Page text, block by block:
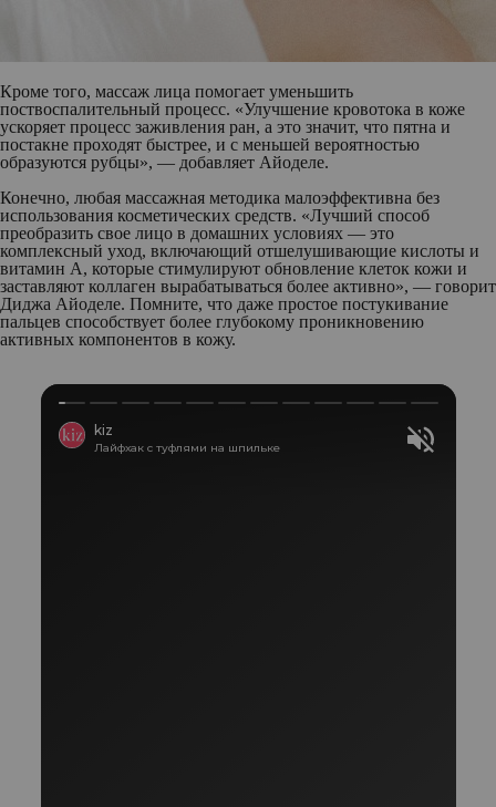
Кроме того, массаж лица помогает уменьшить
поствоспалительный процесс. «Улучшение кровотока в коже
ускоряет процесс заживления ран, а это значит, что пятна и
постакне проходят быстрее, и с меньшей вероятностью
образуются рубцы», — добавляет Айоделе.
Конечно, любая массажная методика малоэффективна без
использования косметических средств. «Лучший способ
преобразить свое лицо в домашних условиях — это
комплексный уход, включающий отшелушивающие кислоты и
витамин А, которые стимулируют обновление клеток кожи и
заставляют коллаген вырабатываться более активно», — говорит
Диджа Айоделе. Помните, что даже простое постукивание
пальцев способствует более глубокому проникновению
активных компонентов в кожу.